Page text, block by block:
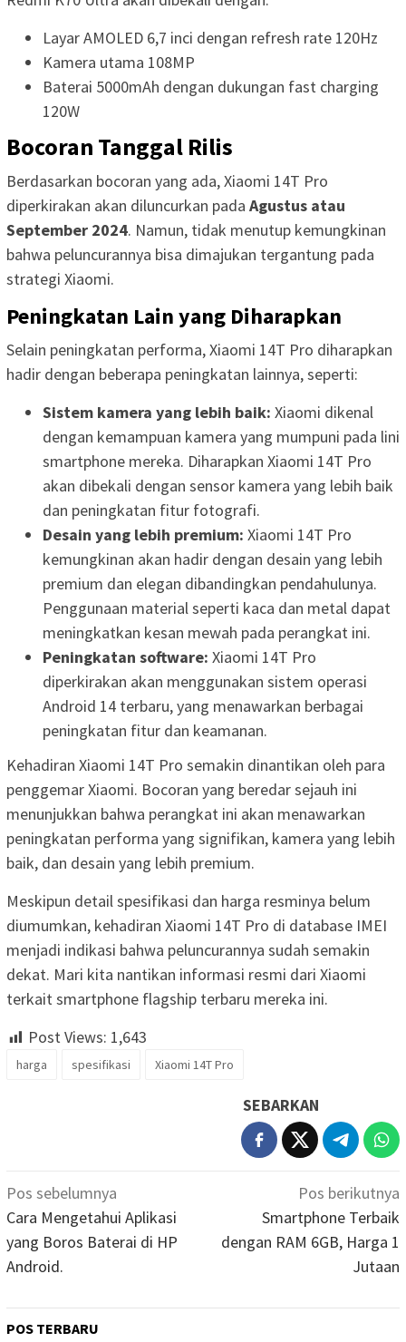
Layar AMOLED 6,7 inci dengan refresh rate 120Hz
Kamera utama 108MP
Baterai 5000mAh dengan dukungan fast charging
120W
Bocoran Tanggal Rilis
Berdasarkan bocoran yang ada, Xiaomi 14T Pro
diperkirakan akan diluncurkan pada Agustus atau
September 2024. Namun, tidak menutup kemungkinan
bahwa peluncurannya bisa dimajukan tergantung pada
strategi Xiaomi.
Peningkatan Lain yang Diharapkan
Selain peningkatan performa, Xiaomi 14T Pro diharapkan
hadir dengan beberapa peningkatan lainnya, seperti:
Sistem kamera yang lebih baik: Xiaomi dikenal
dengan kemampuan kamera yang mumpuni pada lini
smartphone mereka. Diharapkan Xiaomi 14T Pro
akan dibekali dengan sensor kamera yang lebih baik
dan peningkatan fitur fotografi.
Desain yang lebih premium: Xiaomi 14T Pro
kemungkinan akan hadir dengan desain yang lebih
premium dan elegan dibandingkan pendahulunya.
Penggunaan material seperti kaca dan metal dapat
meningkatkan kesan mewah pada perangkat ini.
Peningkatan software: Xiaomi 14T Pro
diperkirakan akan menggunakan sistem operasi
Android 14 terbaru, yang menawarkan berbagai
peningkatan fitur dan keamanan.
Kehadiran Xiaomi 14T Pro semakin dinantikan oleh para
penggemar Xiaomi. Bocoran yang beredar sejauh ini
menunjukkan bahwa perangkat ini akan menawarkan
peningkatan performa yang signifikan, kamera yang lebih
baik, dan desain yang lebih premium.
Meskipun detail spesifikasi dan harga resminya belum
diumumkan, kehadiran Xiaomi 14T Pro di database IMEI
menjadi indikasi bahwa peluncurannya sudah semakin
dekat. Mari kita nantikan informasi resmi dari Xiaomi
terkait smartphone flagship terbaru mereka ini.
Post Views: 1,643
harga spesifikasi Xiaomi 14T Pro
SEBARKAN
Navigasi
pos
Pos sebelumnya
Cara Mengetahui Aplikasi
yang Boros Baterai di HP
Android.
Pos berikutnya
Smartphone Terbaik
dengan RAM 6GB, Harga 1
Jutaan
POS TERBARU